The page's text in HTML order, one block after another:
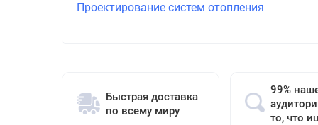
Проектирование систем отопления
Быстрая доставка
по всему миру
99%
то, что